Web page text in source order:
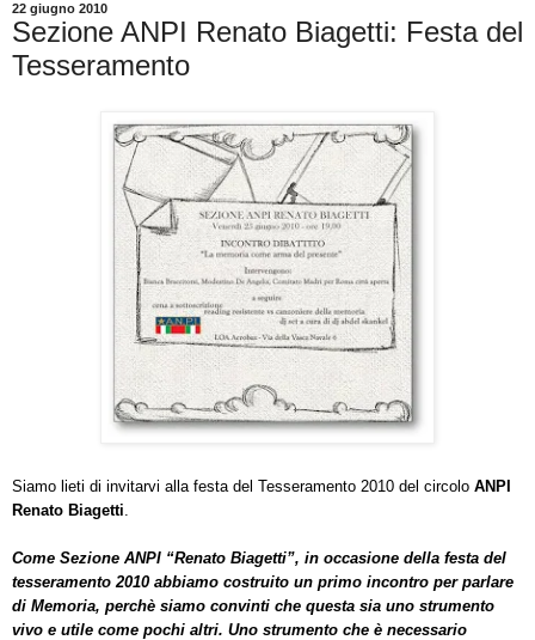
22 giugno 2010
Sezione ANPI Renato Biagetti: Festa del
Tesseramento
Siamo lieti di invitarvi alla festa del Tesseramento 2010 del circolo ANPI
Renato Biagetti
Come Sezione ANPI “Renato Biagetti”, in occasione della festa del
tesseramento 2010 abbiamo costruito un primo incontro per parlare
di Memoria, perchè siamo convinti che questa sia uno strumento
vivo e utile come pochi altri. Uno strumento che è necessario